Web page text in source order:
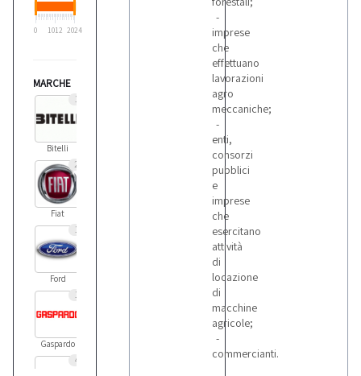
0 1012 2024
MARCHE
1
Bitelli
2
Fiat
1
Ford
1
Gaspardo
4
-
imprese
che
effettuano
lavorazioni
agro
meccaniche;
-
enti,
consorzi
pubblici
e
imprese
che
esercitano
attività
di
locazione
di
macchine
agricole;
-
commercianti.